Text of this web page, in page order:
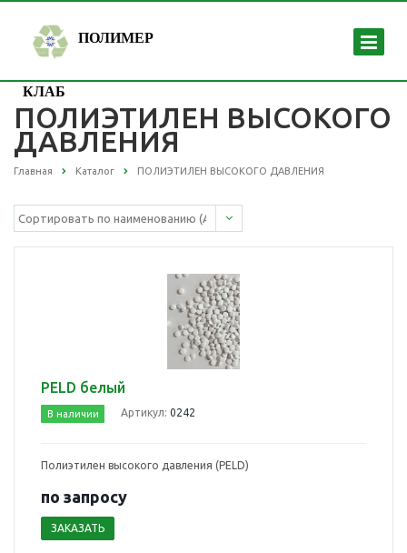
ПОЛИМЕР
КЛАБ
ПОЛИЭТИЛЕН ВЫСОКОГО
ДАВЛЕНИЯ
Главная Каталог ПОЛИЭТИЛЕН ВЫСОКОГО ДАВЛЕНИЯ
PELD белый
В наличии Артикул:0242
Полиэтилен высокого давления (PELD)
по запросу
ЗАКАЗАТЬ